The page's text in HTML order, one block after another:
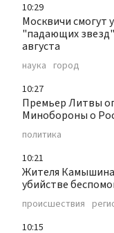
10:29
Москвичи смогут
"падающих звезд"
августа
наука город
10:27
Премьер Литвы
Минобороны о
политика
10:21
Жителя
убийстве
происшествия
10:15